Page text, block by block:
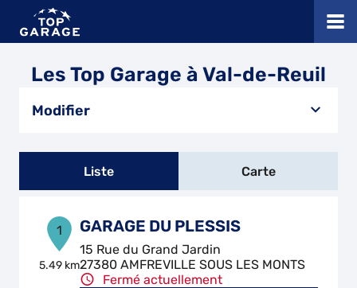
Les Top Garage à Val-de-Reuil
Modifier
Liste Carte
1
5.49 km
GARAGE DU PLESSIS
15 Rue du Grand Jardin
27380 AMFREVILLE SOUS LES MONTS
Fermé actuellement